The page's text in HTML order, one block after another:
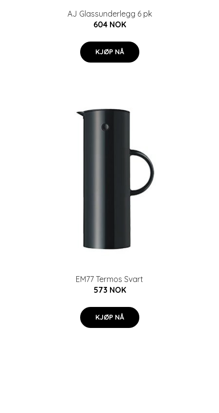
AJ Glassunderlegg 6 pk
604 NOK
KJØP NÅ
EM77 Termos Svart
573 NOK
KJØP NÅ